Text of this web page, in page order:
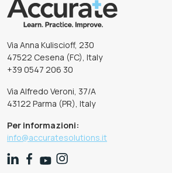
Via Anna Kuliscioff, 230
47522 Cesena (FC), Italy
+39 0547 206 30
Via Alfredo Veroni, 37/A
43122 Parma (PR), Italy
Per informazioni:
info@accuratesolutions.it